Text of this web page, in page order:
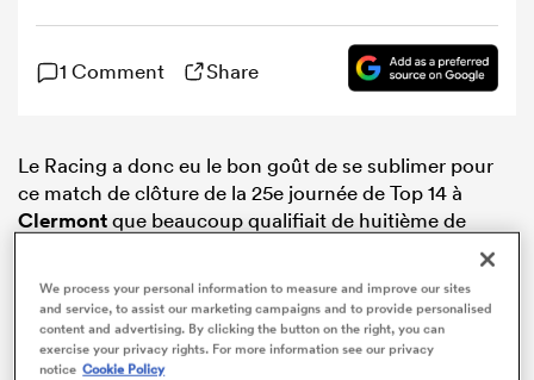
1 Comment Share
Le Racing a donc eu le bon goût de se sublimer pour
ce match de clôture de la 25e journée de Top 14 à
Clermontque beaucoup qualifiait de huitième de
finale (13-41). Emmenés par une charnière Carbonneau
– Gibert rayonnante, les Franciliens ont sorti une
première mi-temps comme ils en ont peu fait ces deux
dernières années (13-26) et ont maintenu la cadence
après la pause pour consolider un inattendu bonus
We process your personal information to measure and improve our sites
and service, to assist our marketing campaigns and to provide personalised
content and advertising. By clicking the button on the right, you can
exercise your privacy rights. For more information see our privacy
notice Cookie Policy